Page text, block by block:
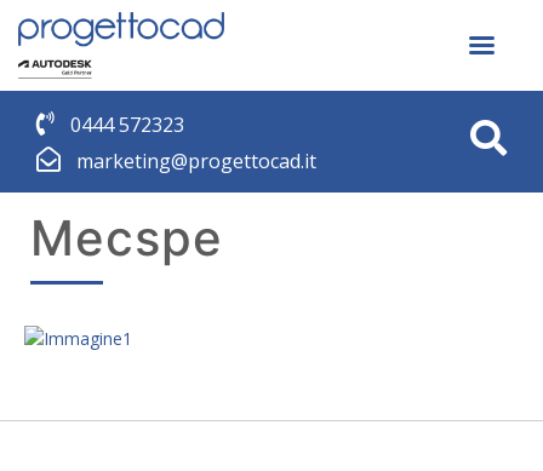
0444 572323
marketing@progettocad.it
Mecspe